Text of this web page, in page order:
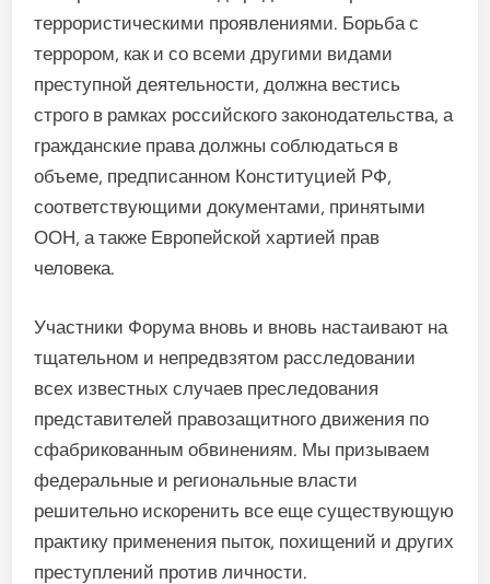
террористическими проявлениями. Борьба с
террором, как и со всеми другими видами
преступной деятельности, должна вестись
строго в рамках российского законодательства, а
гражданские права должны соблюдаться в
объеме, предписанном Конституцией РФ,
соответствующими документами, принятыми
ООН, а также Европейской хартией прав
человека.
Участники Форума вновь и вновь настаивают на
тщательном и непредвзятом расследовании
всех известных случаев преследования
представителей правозащитного движения по
сфабрикованным обвинениям. Мы призываем
федеральные и региональные власти
решительно искоренить все еще существующую
практику применения пыток, похищений и других
преступлений против личности.